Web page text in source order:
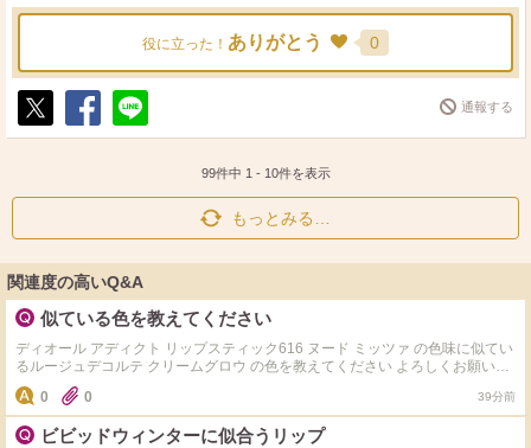
役に立った！ ありがとう 0
ポ
シ
送
通報する
99件中 1 - 10件を表示
もっとみる…
関連度の高いQ&A
似ている色を教えてください
ディオール アディクト リップスティック616 ヌード ミッツァ の色味に似てい
るルージュデコルテ クリームグロウ の色を教えてください よろしくお願いし
ます！
0 0 39分前
ビビッドウィンターに似合うリップ